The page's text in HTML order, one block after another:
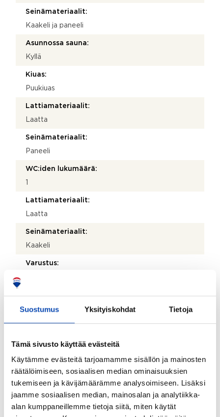
Suostumus Yksityiskohdat Tietoja
Tämä sivusto käyttää evästeitä
Käytämme evästeitä tarjoamamme sisällön ja mainosten
räätälöimiseen, sosiaalisen median ominaisuuksien
tukemiseen ja kävijämäärämme analysoimiseen. Lisäksi
jaamme sosiaalisen median, mainosalan ja analytiikka-
alan kumppaneillemme tietoja siitä, miten käytät
Seinämateriaalit:
Kaakeli ja paneeli
Asunnossa sauna:
Kyllä
Kiuas:
Puukiuas
Lattiamateriaalit:
Laatta
Seinämateriaalit:
Paneeli
WC:iden lukumäärä:
Lattiamateriaalit:
Laatta
Seinämateriaalit:
Kaakeli
Varustus:
valmiiksi)
Lattiamateriaalit:
Seinämateriaalit:
Paneeli
Päärakennuksessa on kaksi makuuhuonetta. Aitassa
on kaksi erillistä huonetta, joissa molemmissa kaksi
makuupaikkaa. Lisäksi saunarakennuksen tuvan